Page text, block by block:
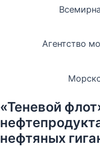
Агентство
«Теневой
нефтяных